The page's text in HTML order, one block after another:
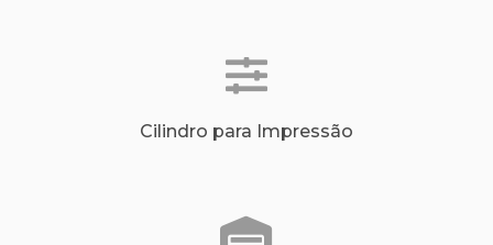
Cilindro para Impressão